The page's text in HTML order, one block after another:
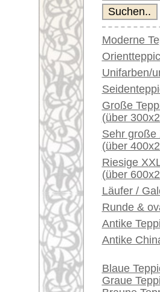
Antike China Teppiche
Blaue Teppiche
Graue Teppiche
Braune Teppiche
Blaue Teppiche
Grüne Teppiche
Rot/pink/flieder/lila
Beige/hell/cremefarben
Ein kleines Teppich-
Glossar...
Händler können ihre
großen Teppiche hier
verkaufen
Info Center
Häufige Fragen (FAQ)
AGB
Bestellvorgang
Lieferung und Zahlung
Widerrufsrecht
Datenschutz